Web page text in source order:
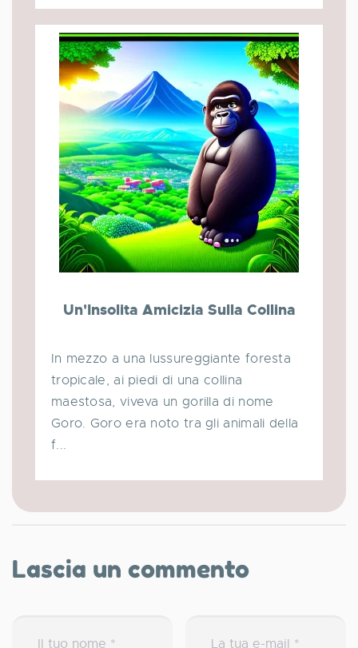
Un'Insolita Amicizia Sulla Collina
In mezzo a una lussureggiante foresta
tropicale, ai piedi di una collina
maestosa, viveva un gorilla di nome
Goro. Goro era noto tra gli animali della
f...
Lascia un commento